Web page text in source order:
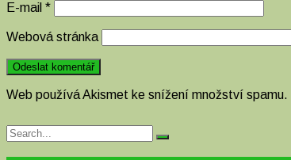
E-mail *
Webová stránka
Web používá Akismet ke snížení množství spamu.
Search
for:
Search